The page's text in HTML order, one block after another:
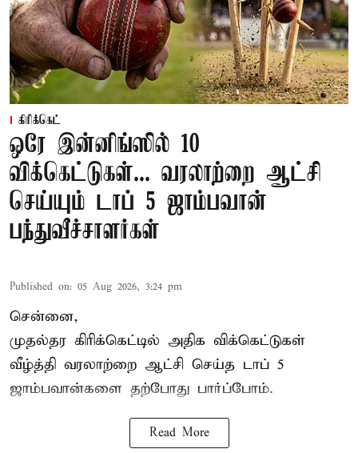
கிரிக்கெட்
ஒரே இன்னிங்ஸில் 10
விக்கெட்டுகள்... வரலாற்றை ஆட்சி
செய்யும் டாப் 5 ஜாம்பவான்
பந்துவீச்சாளர்கள்
Published on: 05 Aug 2026, 3:24 pm
சென்னை,
முதல்தர கிரிக்கெட்டில் அதிக விக்கெட்டுகள்
வீழ்த்தி வரலாற்றை ஆட்சி செய்த டாப் 5
ஜாம்பவான்களை தற்போது பார்ப்போம்.
Read More